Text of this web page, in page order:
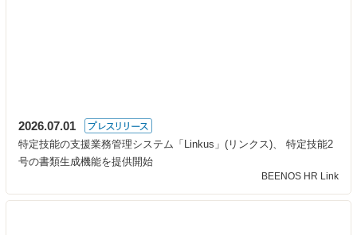
2026.07.01
特定技能の支援業務管理システム「Linkus」(リンクス)、 特定技能2
号の書類生成機能を提供開始
BEENOS HR Link